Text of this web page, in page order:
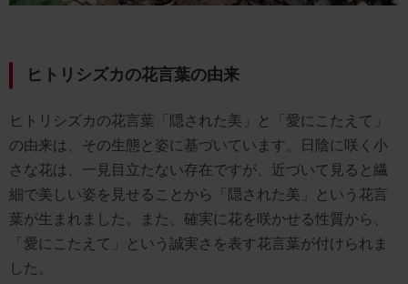
ヒトリシズカの花言葉の由来
ヒトリシズカの花言葉「隠された美」と「愛にこたえて」
の由来は、その生態と姿に基づいています。日陰に咲く小
さな花は、一見目立たない存在ですが、近づいて見ると繊
細で美しい姿を見せることから「隠された美」という花言
葉が生まれました。また、確実に花を咲かせる性質から、
「愛にこたえて」という誠実さを表す花言葉が付けられま
した。